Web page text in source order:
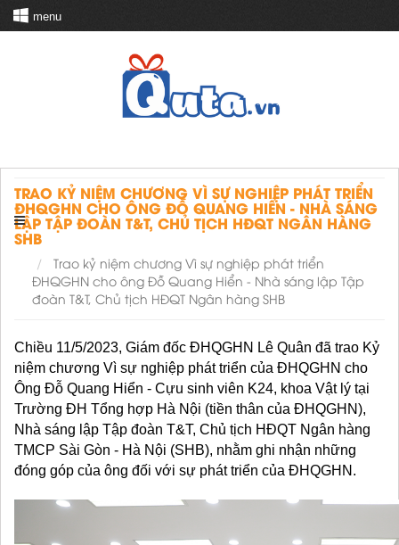
menu
TRAO KỶ NIỆM CHƯƠNG VÌ SỰ NGHIỆP PHÁT TRIỂN
ĐHQGHN CHO ÔNG ĐỖ QUANG HIỂN - NHÀ SÁNG
LẬP TẬP ĐOÀN T&T, CHỦ TỊCH HĐQT NGÂN HÀNG
SHB
Trao kỷ niệm chương Vì sự nghiệp phát triển
ĐHQGHN cho ông Đỗ Quang Hiển - Nhà sáng lập Tập
đoàn T&T, Chủ tịch HĐQT Ngân hàng SHB
Chiều 11/5/2023, Giám đốc ĐHQGHN Lê Quân đã trao Kỷ
niệm chương Vì sự nghiệp phát triển của ĐHQGHN cho
Ông Đỗ Quang Hiển - Cựu sinh viên K24, khoa Vật lý tại
Trường ĐH Tổng hợp Hà Nội (tiền thân của ĐHQGHN),
Nhà sáng lập Tập đoàn T&T, Chủ tịch HĐQT Ngân hàng
TMCP Sài Gòn - Hà Nội (SHB), nhằm ghi nhận những
đóng góp của ông đối với sự phát triển của ĐHQGHN.